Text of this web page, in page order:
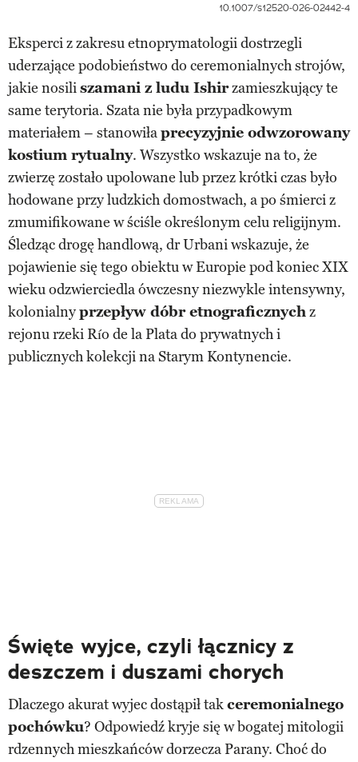
10.1007/s12520-026-02442-4
Eksperci z zakresu etnoprymatologii dostrzegli
uderzające podobieństwo do ceremonialnych strojów,
jakie nosiliszamani z ludu Ishirzamieszkujący te
same terytoria. Szata nie była przypadkowym
materiałem – stanowiłaprecyzyjnie odwzorowany
kostium rytualny. Wszystko wskazuje na to, że
zwierzę zostało upolowane lub przez krótki czas było
hodowane przy ludzkich domostwach, a po śmierci z
zmumifikowane w ściśle określonym celu religijnym.
Śledząc drogę handlową, dr Urbani wskazuje, że
pojawienie się tego obiektu w Europie pod koniec XIX
wieku odzwierciedla ówczesny niezwykle intensywny,
kolonialnyprzepływ dóbr etnograficznychz
rejonu rzeki Río de la Plata do prywatnych i
publicznych kolekcji na Starym Kontynencie.
Święte wyjce, czyli łącznicy z
deszczem i duszami chorych
Dlaczego akurat wyjec dostąpił takceremonialnego
pochówku? Odpowiedź kryje się w bogatej mitologii
rdzennych mieszkańców dorzecza Parany. Choć do